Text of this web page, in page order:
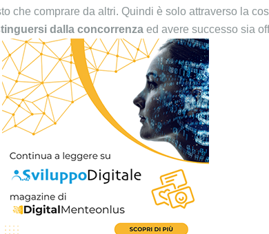
che comprare da altri. Quindi è solo attraverso la
dalla concorrenza ed avere successo sia